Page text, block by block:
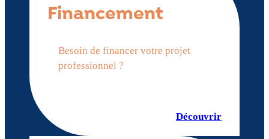
Financement
Besoin de financer votre projet
professionnel ?
Découvrir